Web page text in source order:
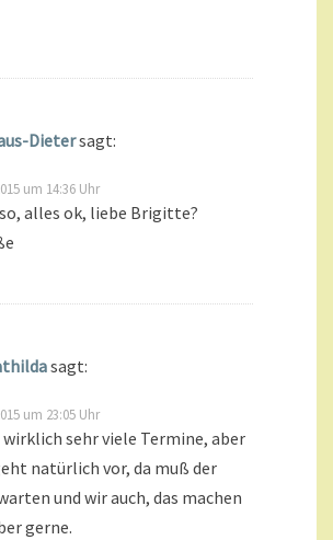
Dietersagt:
um 14:36 Uhr
alles ok, liebe Brigitte?
sagt:
um 23:05 Uhr
wirklich sehr viele Termine, aber
natürlich vor, da muß der
und wir auch, das machen
gerne.